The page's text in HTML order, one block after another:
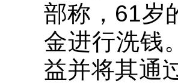
部称，61岁
金进行洗钱
益并将其通